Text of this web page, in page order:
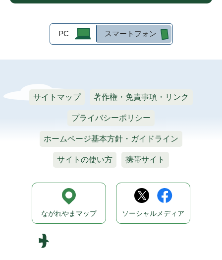
PC スマートフォン
サイトマップ 著作権・免責事項・リンク
プライバシーポリシー
ホームページ基本方針・ガイドライン
サイトの使い方 携帯サイト
ながれやまマップ ソーシャルメディア